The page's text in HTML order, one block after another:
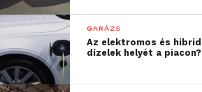
GARÁZS
Az elektromos és
dízelek helyét a piacon?